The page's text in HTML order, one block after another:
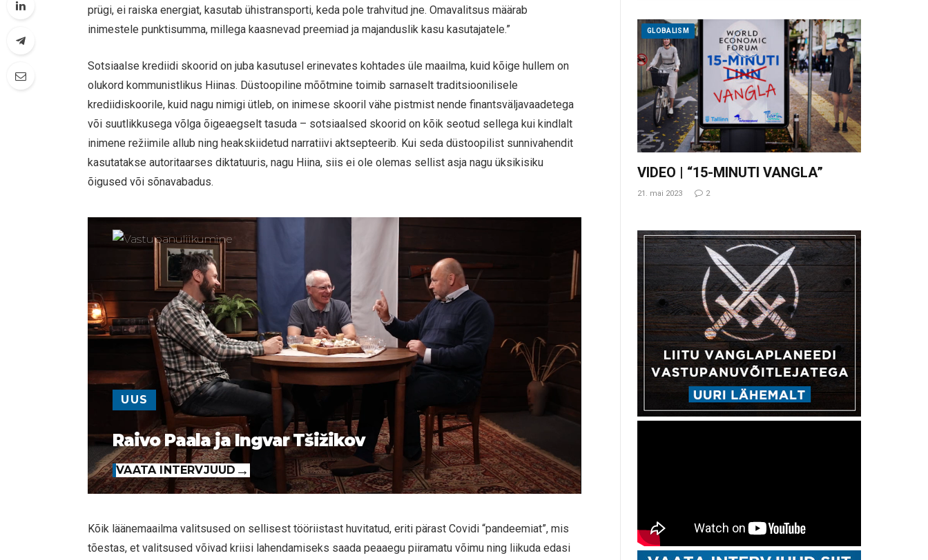
prügi, ei raiska energiat, kasutab ühistransporti, keda pole trahvitud jne. Omavalitsus määrab
inimestele punktisumma, millega kaasnevad preemiad ja majanduslik kasu kasutajatele.”
Sotsiaalse krediidi skoorid on juba kasutusel erinevates kohtades üle maailma, kuid kõige hullem on
olukord kommunistlikus Hiinas. Düstoopiline mõõtmine toimib sarnaselt traditsioonilisele
krediidiskoorile, kuid nagu nimigi ütleb, on inimese skooril vähe pistmist nende finantsväljavaadetega
või suutlikkusega võlga õigeaegselt tasuda – sotsiaalsed skoorid on kõik seotud sellega kui kindlalt
inimene režiimile allub ning heakskiidetud narratiivi aktsepteerib. Kui seda düstoopilist sunnivahendit
kasutatakse autoritaarses diktatuuris, nagu Hiina, siis ei ole olemas sellist asja nagu üksikisiku
õigused või sõnavabadus.
UUS
Raivo Paala ja Ingvar Tšižikov
VAATA INTERVJUUD
Kõik läänemaailma valitsused on sellisest tööriistast huvitatud, eriti pärast Covidi “pandeemiat”, mis
tõestas, et valitsused võivad kriisi lahendamiseks saada peaaegu piiramatu võimu ning liikuda edasi
GLOBALISM
VIDEO | “15-MINUTI VANGLA”
21. mai 2023 2